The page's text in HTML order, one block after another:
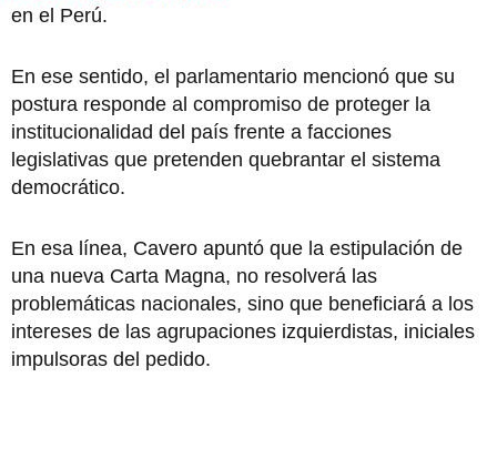
en el Perú.
En ese sentido, el parlamentario mencionó que su
postura responde al compromiso de proteger la
institucionalidad del país frente a facciones
legislativas que pretenden quebrantar el sistema
democrático.
En esa línea, Cavero apuntó que la estipulación de
una nueva Carta Magna, no resolverá las
problemáticas nacionales, sino que beneficiará a los
intereses de las agrupaciones izquierdistas, iniciales
impulsoras del pedido.